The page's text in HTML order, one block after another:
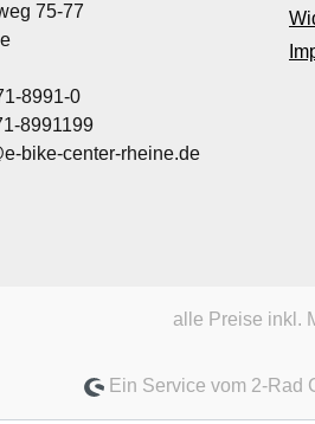
75-77
8991-0
8991199
bike-center-rheine.de
alle Preise inkl.
Ein Service vom 2-Rad